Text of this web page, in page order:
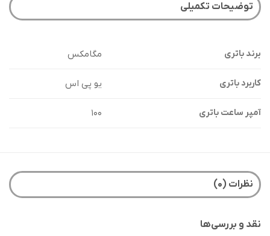
توضیحات تکمیلی
برند باتری مگامکس
کاربرد باتری یو پی اس
آمپر ساعت باتری ۱۰۰
نظرات (۰)
نقد و بررسی‌ها